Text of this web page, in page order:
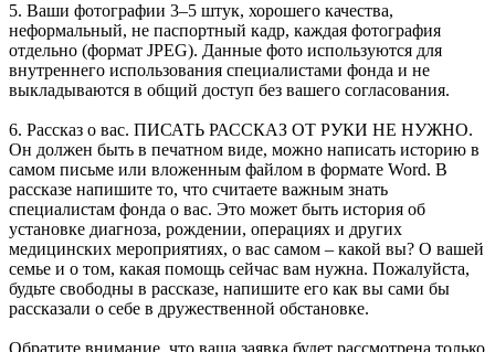
5. Ваши фотографии 3–5 штук, хорошего качества,
неформальный, не паспортный кадр, каждая фотография
отдельно (формат JPEG). Данные фото используются для
внутреннего использования специалистами фонда и не
выкладываются в общий доступ без вашего согласования.
6. Рассказ о вас. ПИСАТЬ РАССКАЗ ОТ РУКИ НЕ НУЖНО.
Он должен быть в печатном виде, можно написать историю в
самом письме или вложенным файлом в формате Word. В
рассказе напишите то, что считаете важным знать
специалистам фонда о вас. Это может быть история об
установке диагноза, рождении, операциях и других
медицинских мероприятиях, о вас самом – какой вы? О вашей
семье и о том, какая помощь сейчас вам нужна. Пожалуйста,
будьте свободны в рассказе, напишите его как вы сами бы
рассказали о себе в дружественной обстановке.
Обратите внимание, что ваша заявка будет рассмотрена только